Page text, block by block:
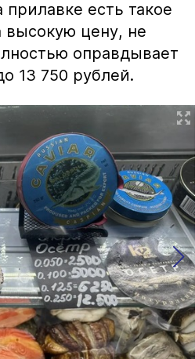
есть такое
высокую цену, не
оправдывает
13 750 рублей.